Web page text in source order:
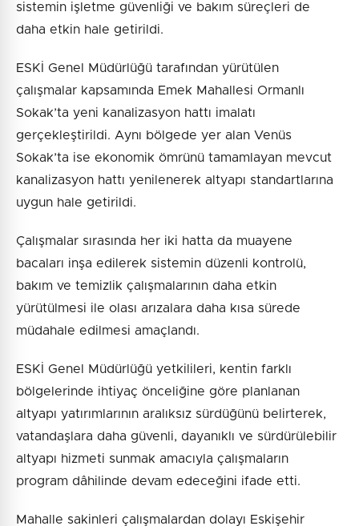
sistemin işletme güvenliği ve bakım süreçleri de
daha etkin hale getirildi.
ESKİ Genel Müdürlüğü tarafından yürütülen
çalışmalar kapsamında Emek Mahallesi Ormanlı
Sokak’ta yeni kanalizasyon hattı imalatı
gerçekleştirildi. Aynı bölgede yer alan Venüs
Sokak’ta ise ekonomik ömrünü tamamlayan mevcut
kanalizasyon hattı yenilenerek altyapı standartlarına
uygun hale getirildi.
Çalışmalar sırasında her iki hatta da muayene
bacaları inşa edilerek sistemin düzenli kontrolü,
bakım ve temizlik çalışmalarının daha etkin
yürütülmesi ile olası arızalara daha kısa sürede
müdahale edilmesi amaçlandı.
ESKİ Genel Müdürlüğü yetkilileri, kentin farklı
bölgelerinde ihtiyaç önceliğine göre planlanan
altyapı yatırımlarının aralıksız sürdüğünü belirterek,
vatandaşlara daha güvenli, dayanıklı ve sürdürülebilir
altyapı hizmeti sunmak amacıyla çalışmaların
program dâhilinde devam edeceğini ifade etti.
Mahalle sakinleri çalışmalardan dolayı Eskişehir